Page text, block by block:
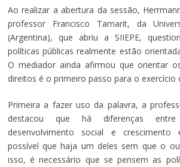
Ao realizar a abertura da sessão,
professor Francisco Tamarit, da
(Argentina), que abriu a SIIEPE,
políticas públicas realmente estão
O mediador ainda afirmou que orientar
direitos é o primeiro passo para o exercício
Primeira a fazer uso da palavra, a
destacou que há diferenças
desenvolvimento social e
possível que haja um deles sem que o
isso, é necessário que se pensem as